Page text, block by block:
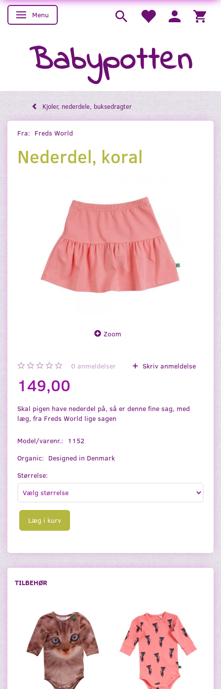
Skifte navigation
Menu
Babypotten
Kjoler, nederdele, buksedragter
Fra: Freds World
Nederdel, koral
Zoom
0 anmeldelser Skriv anmeldelse
149,00
Skal pigen have nederdel på, så er denne fine sag, med
læg, fra Freds World lige sagen
Model/varenr.:
1152
Organic: Designed in Denmark
Størrelse:
Læg i kurv
TILBEHØR